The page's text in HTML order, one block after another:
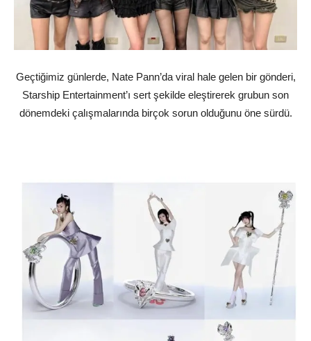
Geçtiğimiz günlerde, Nate Pann’da viral hale gelen bir gönderi,
Starship Entertainment’ı sert şekilde eleştirerek grubun son
dönemdeki çalışmalarında birçok sorun olduğunu öne sürdü.